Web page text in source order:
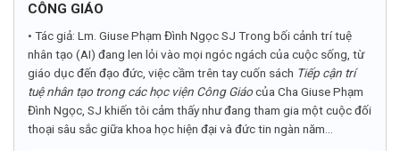
CÔNG GIÁO
• Tác giả: Lm. Giuse Phạm Đình Ngọc SJ Trong bối cảnh trí tuệ
nhân tạo (AI) đang len lỏi vào mọi ngóc ngách của cuộc sống, từ
giáo dục đến đạo đức, việc cầm trên tay cuốn sách Tiếp cận trí
tuệ nhân tạo trong các học viện Công Giáocủa Cha Giuse Phạm
Đình Ngọc, SJ khiến tôi cảm thấy như đang tham gia một cuộc đối
thoại sâu sắc giữa khoa học hiện đại và đức tin ngàn năm...